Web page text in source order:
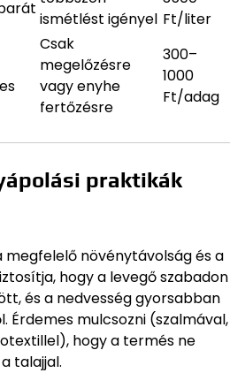
ismétlést igényel Ft/liter
Csak
megelőzésre
vagy enyhe
fertőzésre
300–
1000
Ft/adag
praktikák
megfelelő növénytávolság és a
hogy a levegő szabadon
és a nedvesség gyorsabban
Érdemes mulcsozni (szalmával,
hogy a termés ne
talajjal.